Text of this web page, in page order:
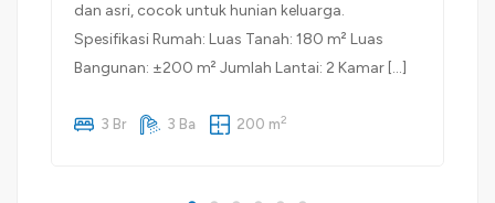
dan asri, cocok untuk hunian keluarga.
Spesifikasi Rumah: Luas Tanah: 180 m² Luas
Bangunan: ±200 m² Jumlah Lantai: 2 Kamar […]
3 Br 3 Ba 200 m2